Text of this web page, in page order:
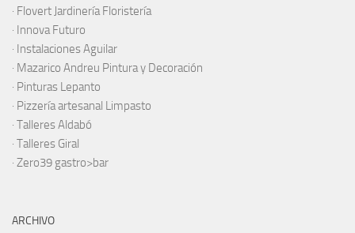
· Flovert Jardinería Floristería
· Innova Futuro
· Instalaciones Aguilar
· Mazarico Andreu Pintura y Decoración
· Pinturas Lepanto
· Pizzería artesanal Limpasto
· Talleres Aldabó
· Talleres Giral
· Zero39 gastro>bar
ARCHIVO